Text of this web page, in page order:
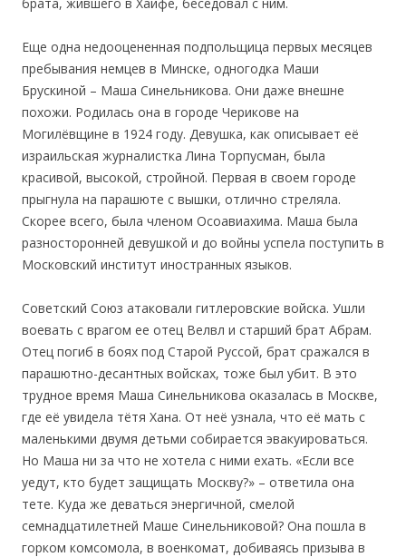
Еще одна недооцененная подпольщица первых месяцев
пребывания немцев в Минске, одногодка Маши
Брускиной – Маша Синельникова. Они даже внешне
похожи. Родилась она в городе Черикове на
Могилёвщине в 1924 году. Девушка, как описывает её
израильская журналистка Лина Торпусман, была
красивой, высокой, стройной. Первая в своем городе
прыгнула на парашюте с вышки, отлично стреляла.
Скорее всего, была членом Осоавиахима. Маша была
разносторонней девушкой и до войны успела поступить в
Московский институт иностранных языков.
Советский Союз атаковали гитлеровские войска. Ушли
воевать с врагом ее отец Велвл и старший брат Абрам.
Отец погиб в боях под Старой Руссой, брат сражался в
парашютно-десантных войсках, тоже был убит. В это
трудное время Маша Синельникова оказалась в Москве,
где её увидела тётя Хана. От неё узнала, что её мать с
маленькими двумя детьми собирается эвакуироваться.
Но Маша ни за что не хотела с ними ехать. «Если все
уедут, кто будет защищать Москву?» – ответила она
тете. Куда же деваться энергичной, смелой
семнадцатилетней Маше Синельниковой? Она пошла в
горком комсомола, в военкомат, добиваясь призыва в